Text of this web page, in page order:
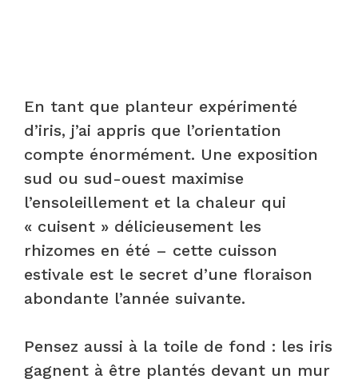
En tant que planteur expérimenté
d’iris, j’ai appris que l’orientation
compte énormément. Une exposition
sud ou sud-ouest maximise
l’ensoleillement et la chaleur qui
« cuisent » délicieusement les
rhizomes en été – cette cuisson
estivale est le secret d’une floraison
abondante l’année suivante.
Pensez aussi à la toile de fond : les iris
gagnent à être plantés devant un mur